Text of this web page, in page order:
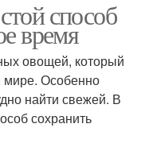
способ
время
овощей, который
мире. Особенно
найти свежей. В
сохранить